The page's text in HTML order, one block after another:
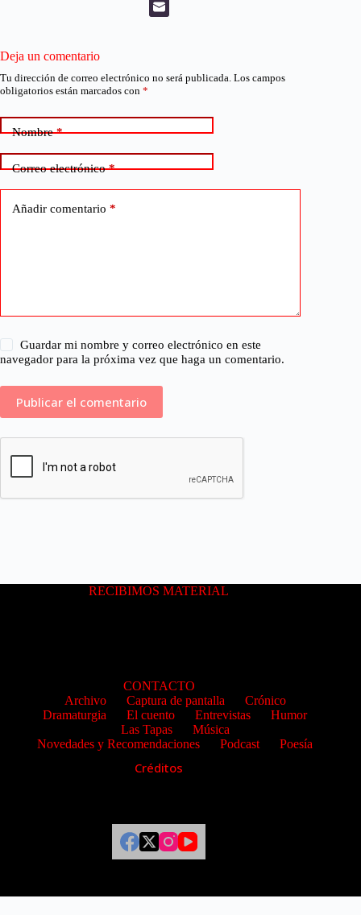
Deja un comentario
Tu dirección de correo electrónico no será publicada. Los campos
obligatorios están marcados con *
Nombre*
Correo electrónico*
Añadir comentario *
Guardar mi nombre y correo electrónico en este
navegador para la próxima vez que haga un comentario.
RECIBIMOS MATERIAL
CONTACTO
Archivo
Captura de pantalla
Crónico
Dramaturgia
El cuento Entrevistas
Humor
Las Tapas
Música
Novedades y Recomendaciones
Podcast Poesía
Créditos